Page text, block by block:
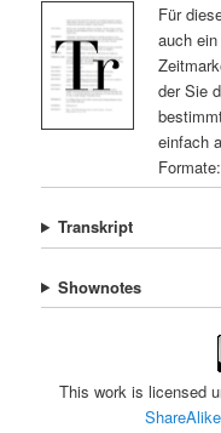
Für
auch ein
der Sie
einfach
Formate:
Transkript
Shownotes
This work is licensed